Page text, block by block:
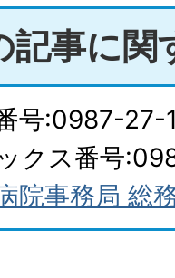
記事に関
号:0987-27-
クス番号
院事務局 総